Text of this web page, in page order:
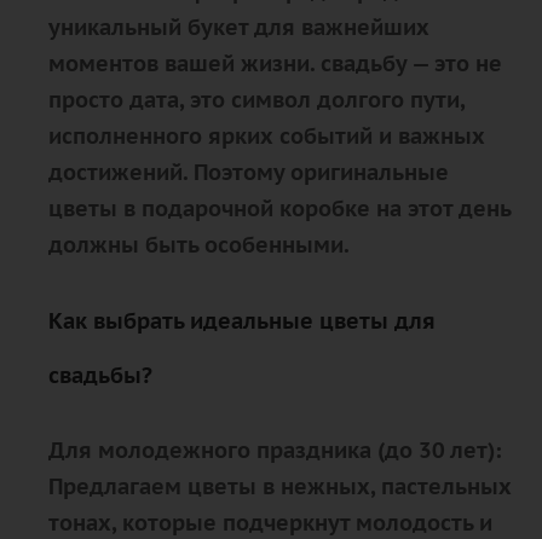
уникальный букет для важнейших
моментов вашей жизни. свадьбу — это не
просто дата, это символ долгого пути,
исполненного ярких событий и важных
достижений. Поэтому оригинальные
цветы в подарочной коробке на этот день
должны быть особенными.
Как выбрать идеальные цветы для
свадьбы?
Для молодежного праздника (до 30 лет):
Предлагаем цветы в нежных, пастельных
тонах, которые подчеркнут молодость и